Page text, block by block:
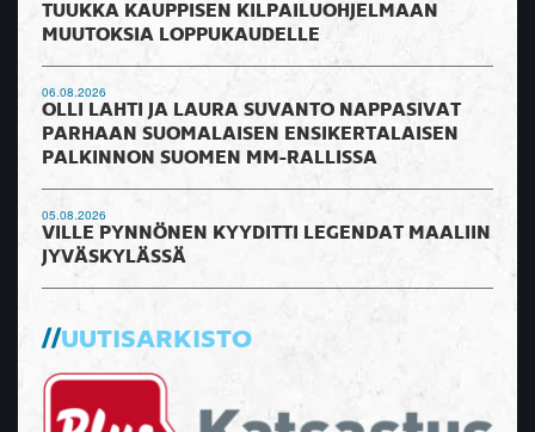
TUUKKA KAUPPISEN KILPAILUOHJELMAAN
MUUTOKSIA LOPPUKAUDELLE
06.08.2026
OLLI LAHTI JA LAURA SUVANTO NAPPASIVAT
PARHAAN SUOMALAISEN ENSIKERTALAISEN
PALKINNON SUOMEN MM-RALLISSA
05.08.2026
VILLE PYNNÖNEN KYYDITTI LEGENDAT MAALIIN
JYVÄSKYLÄSSÄ
UUTISARKISTO